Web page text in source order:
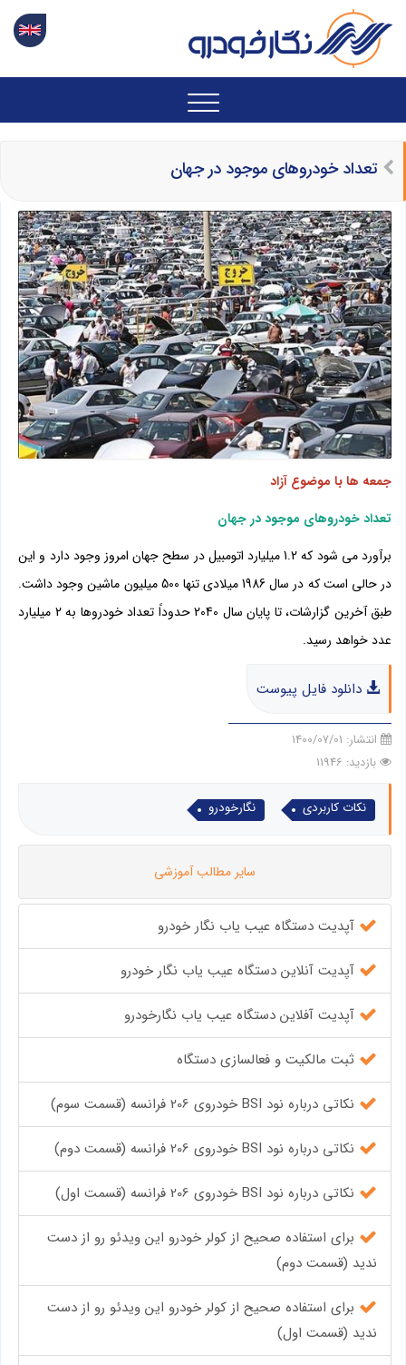
تعداد خودروهای موجود در جهان
جمعه ها با موضوع آزاد
تعداد خودروهای موجود در جهان
برآورد می شود که 1.2 میلیارد اتومبیل در سطح جهان امروز وجود دارد و این
در حالی است که در سال 1986 میلادی تنها 500 میلیون ماشین وجود داشت.
طبق آخرین گزارشات، تا پایان سال 2040 حدوداً تعداد خودروها به 2 میلیارد
عدد خواهد رسید.
دانلود فایل پیوست
انتشار: 1400/07/01
بازدید: 11946
نکات کاربردی نگارخودرو
سایر مطالب آموزشی
آپدیت دستگاه عیب یاب نگار خودرو
آپدیت آنلاین دستگاه عیب یاب نگار خودرو
آپدیت آفلاین دستگاه عیب یاب نگارخودرو
ثبت مالکیت و فعالسازی دستگاه
نکاتی درباره نود BSI خودروی 206 فرانسه (قسمت سوم)
نکاتی درباره نود BSI خودروی 206 فرانسه (قسمت دوم)
نکاتی درباره نود BSI خودروی 206 فرانسه (قسمت اول)
برای استفاده صحیح از کولر خودرو این ویدئو رو از دست
ندید (قسمت دوم)
برای استفاده صحیح از کولر خودرو این ویدئو رو از دست
ندید (قسمت اول)